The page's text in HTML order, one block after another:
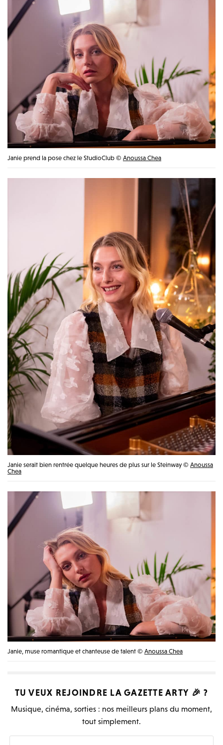
Janie prend la pose chez le StudioClub © Anoussa Chea
Janie serait bien rentrée quelque heures de plus sur le Steinway © Anoussa
Chea
Janie, muse romantique et chanteuse de talent © Anoussa Chea
TU VEUX REJOINDRE LAGAZETTE ARTY 🎉 ?
Musique, cinéma, sorties : nos meilleurs plans du moment,
tout simplement.